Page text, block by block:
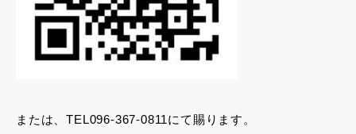
または、TEL096-367-0811にて賜ります。